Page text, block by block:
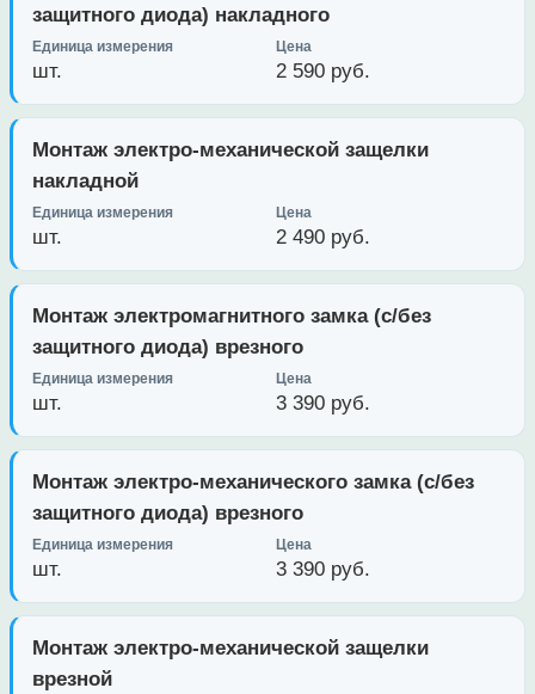
защитного диода) накладного
шт. 2 590 руб.
Монтаж электро-механической защелки
накладной
шт. 2 490 руб.
Монтаж электромагнитного замка (с/без
защитного диода) врезного
шт. 3 390 руб.
Монтаж электро-механического замка (с/без
защитного диода) врезного
шт. 3 390 руб.
Монтаж электро-механической защелки
врезной